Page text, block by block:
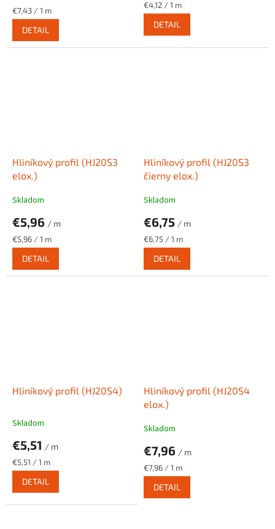
Jednotková
cena:
€7,43 / 1 m
DETAIL
Jednotková
cena:
€4,12 / 1 m
DETAIL
Hliníkový profil (HJ20S3
elox.)
Skladom
€5,96 / m
Jednotková
cena:
€5,96 / 1 m
DETAIL
Hliníkový profil (HJ20S3
čierny elox.)
Skladom
€6,75 / m
Jednotková
cena:
€6,75 / 1 m
DETAIL
Hliníkový profil (HJ20S4)
Skladom
€5,51 / m
Jednotková
cena:
€5,51 / 1 m
DETAIL
Hliníkový profil (HJ20S4
elox.)
Skladom
€7,96 / m
Jednotková
cena:
€7,96 / 1 m
DETAIL